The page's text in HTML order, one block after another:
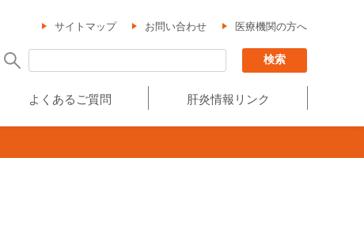
サイトマップ お問い合わせ 医療機関の方へ
よくあるご質問 肝炎情報リンク